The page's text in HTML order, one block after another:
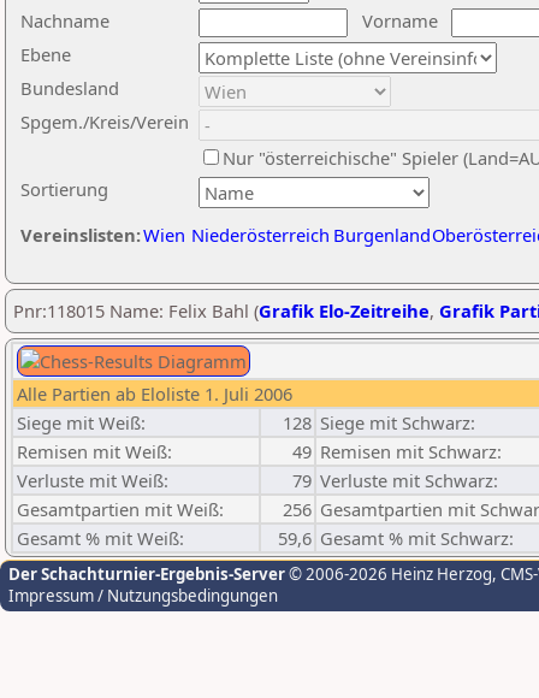
Nachname
Vorname
Ebene
Sortierung
Bundesland
Spgem./Kreis/Verein
Nur "österreichische" Spieler
Vereinslisten:Wien Niederösterreich Burgenland
Pnr:118015 Name: Felix Bahl (Grafik Elo-Zeitreihe, Grafik
Alle Partien ab Eloliste 1. Juli 2006
Siege mit Weiß:
128 Siege mit Schwarz:
Remisen mit Weiß:
49 Remisen mit Schwarz:
Verluste mit Weiß:
79 Verluste mit Schwarz:
Gesamtpartien mit Weiß:
256 Gesamtpartien mit
Gesamt % mit Weiß:
59,6 Gesamt % mit Schwarz:
Der Schachturnier-Ergebnis-Server© 2006-2026 Heinz Herzog,
Impressum / Nutzungsbedingungen